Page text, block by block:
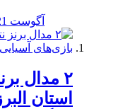
آگوست 21, 2019
استان